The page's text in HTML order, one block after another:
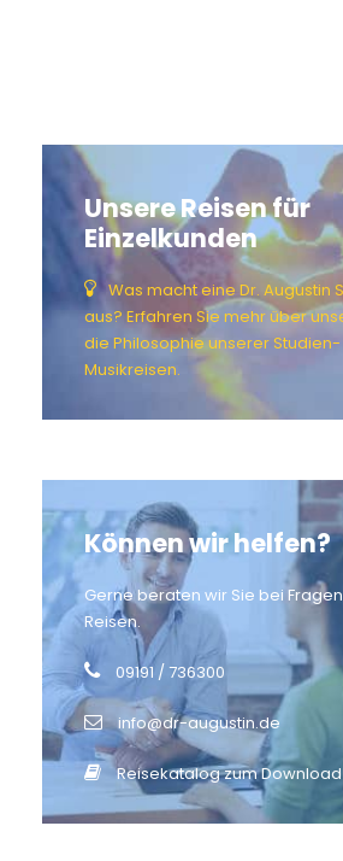
Unsere Reisen für
Einzelkunden
Was macht eine Dr. Augustin
aus? Erfahren Sie mehr über
die Philosophie unserer
Musikreisen.
Können wir helfen?
Gerne beraten wir Sie bei
Reisen.
09191 / 736300
info@dr-augustin.de
Reisekatalog zum Download